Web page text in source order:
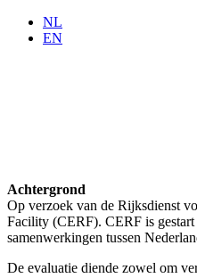
NL
EN
Achtergrond
Op verzoek van de Rijksdienst
Facility (CERF). CERF is
samenwerkingen tussen
De evaluatie diende zowel om